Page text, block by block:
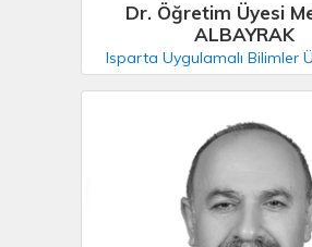
Dr. Öğretim Üyesi
ALBAYRAK
Isparta Uygulamalı Bilimler